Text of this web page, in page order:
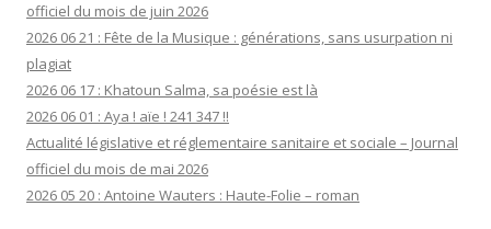
officiel du mois de juin 2026
2026 06 21 : Fête de la Musique : générations, sans usurpation ni
plagiat
2026 06 17 : Khatoun Salma, sa poésie est là
2026 06 01 : Aya ! aïe ! 241 347 !!
Actualité législative et réglementaire sanitaire et sociale – Journal
officiel du mois de mai 2026
2026 05 20 : Antoine Wauters : Haute-Folie – roman